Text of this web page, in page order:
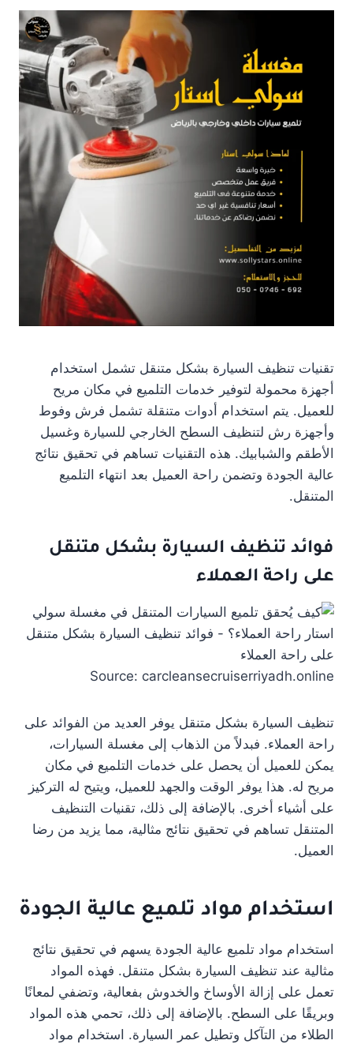
تقنيات تنظيف السيارة بشكل متنقل تشمل استخدام
أجهزة محمولة لتوفير خدمات التلميع في مكان مريح
للعميل. يتم استخدام أدوات متنقلة تشمل فرش وفوط
وأجهزة رش لتنظيف السطح الخارجي للسيارة وغسيل
الأطقم والشبابيك. هذه التقنيات تساهم في تحقيق نتائج
عالية الجودة وتضمن راحة العميل بعد انتهاء التلميع
المتنقل.
فوائد تنظيف السيارة بشكل متنقل
على راحة العملاء
Source: carcleansecruiserriyadh.online
تنظيف السيارة بشكل متنقل يوفر العديد من الفوائد على
راحة العملاء. فبدلاً من الذهاب إلى مغسلة السيارات،
يمكن للعميل أن يحصل على خدمات التلميع في مكان
مريح له. هذا يوفر الوقت والجهد للعميل، ويتيح له التركيز
على أشياء أخرى. بالإضافة إلى ذلك، تقنيات التنظيف
المتنقل تساهم في تحقيق نتائج مثالية، مما يزيد من رضا
العميل.
استخدام مواد تلميع عالية الجودة
استخدام مواد تلميع عالية الجودة يسهم في تحقيق نتائج
مثالية عند تنظيف السيارة بشكل متنقل. فهذه المواد
تعمل على إزالة الأوساخ والخدوش بفعالية، وتضفي لمعانًا
وبريقًا على السطح. بالإضافة إلى ذلك، تحمي هذه المواد
الطلاء من التآكل وتطيل عمر السيارة. استخدام مواد